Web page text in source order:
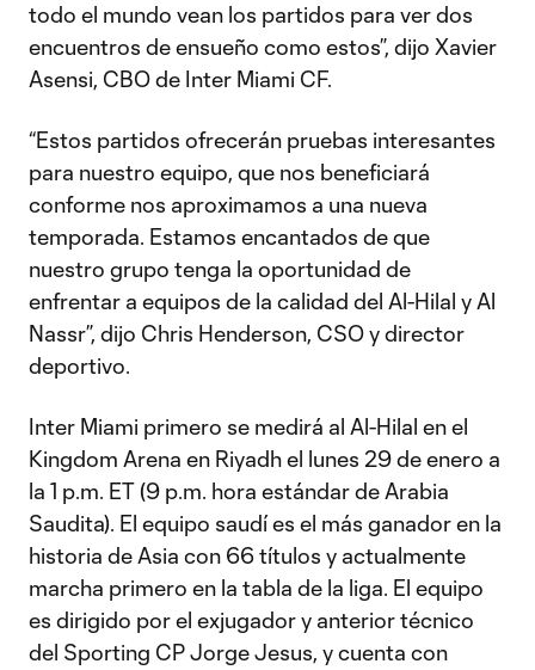
todo el mundo vean los partidos para ver dos
encuentros de ensueño como estos”, dijo Xavier
Asensi, CBO de Inter Miami CF.
“Estos partidos ofrecerán pruebas interesantes
para nuestro equipo, que nos beneficiará
conforme nos aproximamos a una nueva
temporada. Estamos encantados de que
nuestro grupo tenga la oportunidad de
enfrentar a equipos de la calidad del Al-Hilal y Al
Nassr”, dijo Chris Henderson, CSO y director
deportivo.
Inter Miami primero se medirá al Al-Hilal en el
Kingdom Arena en Riyadh el lunes 29 de enero a
la 1 p.m. ET (9 p.m. hora estándar de Arabia
Saudita). El equipo saudí es el más ganador en la
historia de Asia con 66 títulos y actualmente
marcha primero en la tabla de la liga. El equipo
es dirigido por el exjugador y anterior técnico
del Sporting CP Jorge Jesus, y cuenta con